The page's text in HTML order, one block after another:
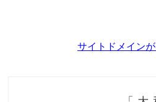
サイトドメイン